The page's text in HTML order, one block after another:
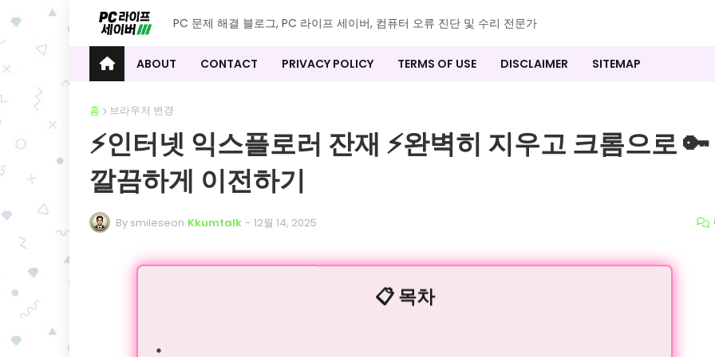
PC 문제 해결 블로그, PC 라이프 세이버, 컴퓨터 오류 진단 및 수리 전문가
ABOUT CONTACT PRIVACY POLICY TERMS OF USE DISCLAIMER SITEMAP
홈 브라우저 변경
⚡️인터넷 익스플로러 잔재 ⚡️완벽히 지우고 크롬으로 🔑
깔끔하게 이전하기
By smileseon Kkumtalk - 12월 14, 2025
📋 목차